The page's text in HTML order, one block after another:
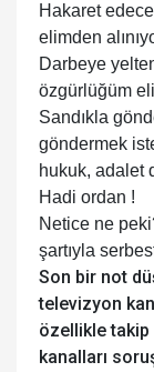
Hakaret
elimden
Darbeye
özgürlüğüm
Sandıkla
göndermek
hukuk, adalet
Hadi ordan !
Netice ne
şartıyla
Son bir not
televizyon
özellikle takip
kanalları